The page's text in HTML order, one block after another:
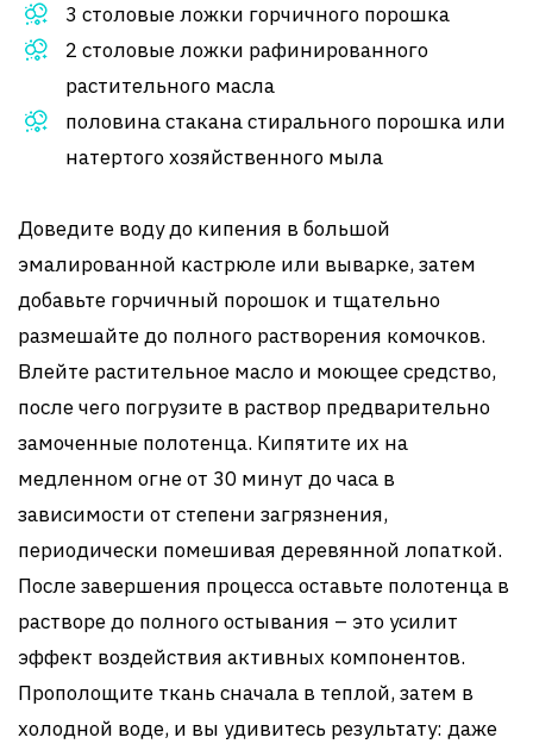
3 столовые ложки горчичного порошка
2 столовые ложки рафинированного
растительного масла
половина стакана стирального порошка или
натертого хозяйственного мыла
Доведите воду до кипения в большой
эмалированной кастрюле или выварке, затем
добавьте горчичный порошок и тщательно
размешайте до полного растворения комочков.
Влейте растительное масло и моющее средство,
после чего погрузите в раствор предварительно
замоченные полотенца. Кипятите их на
медленном огне от 30 минут до часа в
зависимости от степени загрязнения,
периодически помешивая деревянной лопаткой.
После завершения процесса оставьте полотенца в
растворе до полного остывания – это усилит
эффект воздействия активных компонентов.
Прополощите ткань сначала в теплой, затем в
холодной воде, и вы удивитесь результату: даже